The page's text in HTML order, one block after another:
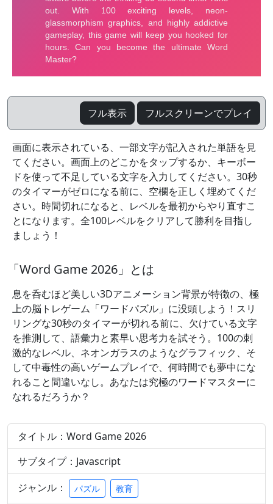
フル表示 フルスクリーンでプレイ
画面に表示されている、一部文字が記入された単語を見
てください。画面上のどこかをタップするか、キーボー
ドを使って不足している文字を入力してください。30秒
のタイマーがゼロになる前に、空欄を正しく埋めてくだ
さい。時間切れになると、レベルを最初からやり直すこ
とになります。全100レベルをクリアして勝利を目指し
ましょう！
「Word Game 2026」とは
息を呑むほど美しい3Dアニメーション背景が特徴の、極
上の脳トレゲーム「ワードパズル」に没頭しよう！スリ
リングな30秒のタイマーが切れる前に、欠けている文字
を推測して、語彙力と素早い思考力を試そう。100の刺
激的なレベル、ネオンガラスのようなグラフィック、そ
して中毒性の高いゲームプレイで、何時間でも夢中にな
れること間違いなし。あなたは究極のワードマスターに
なれるだろうか？
タイトル：Word Game 2026
サブタイプ：Javascript
ジャンル：
パズル 教育